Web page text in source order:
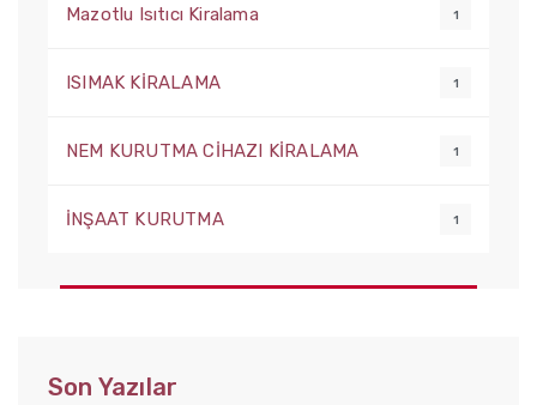
Mazotlu Isıtıcı Kiralama 1
ISIMAK KİRALAMA 1
NEM KURUTMA CİHAZI KİRALAMA 1
İNŞAAT KURUTMA 1
Son Yazılar